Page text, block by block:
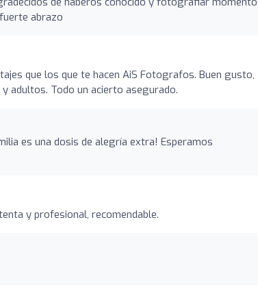
abrazo
que los que te hacen AiS Fotografos. Buen gusto,
adultos. Todo un acierto asegurado.
es una dosis de alegría extra! Esperamos
y profesional, recomendable.